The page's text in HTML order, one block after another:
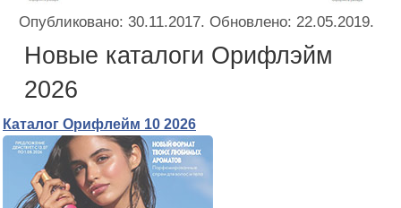
Опубликовано:30.11.2017. Обновлено:22.05.2019.
Новые каталоги Орифлэйм
2026
Каталог Орифлейм 10 2026